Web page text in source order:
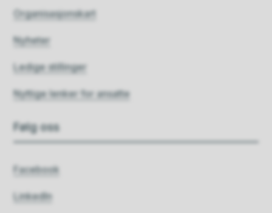
Organisasjonskart
Nyheter
Ledige stillinger
Nyttige lenker for ansatte
Følg oss
Facebook
LinkedIn